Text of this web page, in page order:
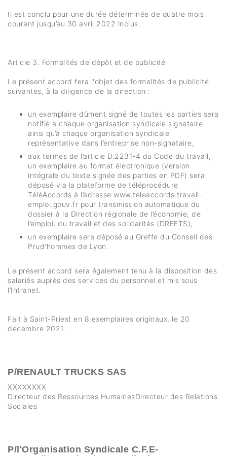
Il est conclu pour une durée déterminée de quatre mois
courant jusqu’au 30 avril 2022 inclus.
Article 3. Formalités de dépôt et de publicité
Le présent accord fera l'objet des formalités de publicité
suivantes, à la diligence de la direction :
un exemplaire dûment signé de toutes les parties sera
notifié à chaque organisation syndicale signataire
ainsi qu’à chaque organisation syndicale
représentative dans l’entreprise non-signataire,
aux termes de l’article D.2231-4 du Code du travail,
un exemplaire au format électronique (version
intégrale du texte signée des parties en PDF) sera
déposé via la plateforme de téléprocédure
TéléAccords à l’adresse www.teleaccords.travail-
emploi.gouv.fr pour transmission automatique du
dossier à la Direction régionale de l’économie, de
l’emploi, du travail et des solidarités (DREETS),
un exemplaire sera déposé au Greffe du Conseil des
Prud'hommes de Lyon.
Le présent accord sera également tenu à la disposition des
salariés auprès des services du personnel et mis sous
l’Intranet.
Fait à Saint-Priest en 8 exemplaires originaux, le 20
décembre 2021.
P/RENAULT TRUCKS SAS
XXXXXXXX
Directeur des Ressources HumainesDirecteur des Relations
Sociales
P/l'Organisation Syndicale C.F.E-